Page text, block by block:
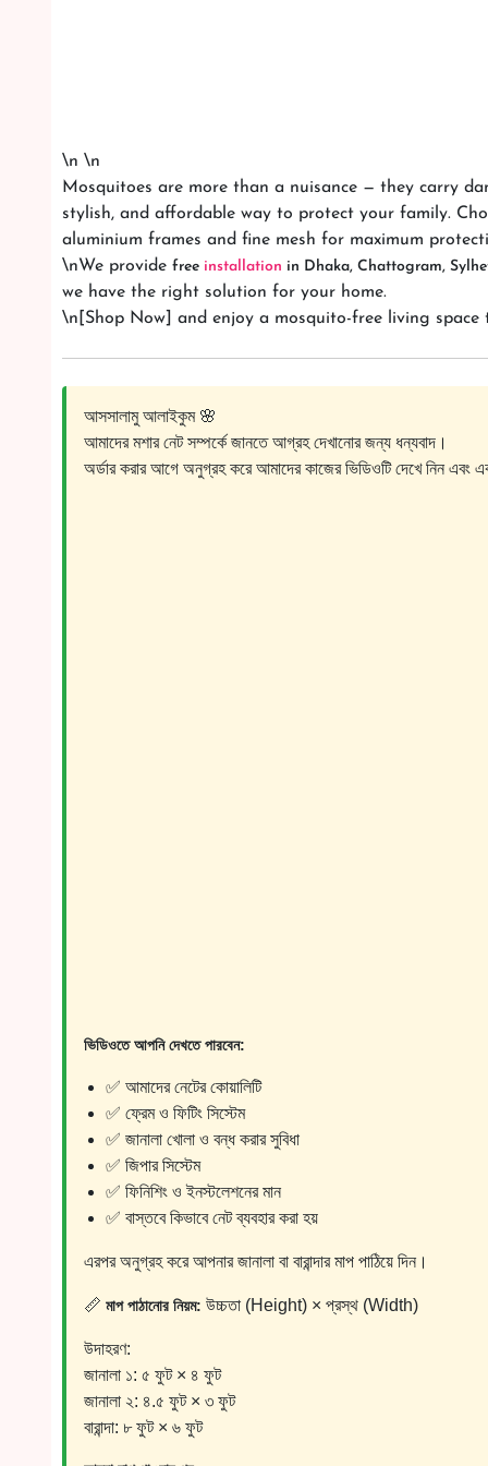
\n \n
Mosquitoes are more than a nuisance — they carry
stylish, and affordable way to protect your family.
aluminium frames and fine mesh for maximum
\nWe provide free installation in Dhaka, Chattogram,
we have the right solution for your home.
\n[Shop Now] and enjoy a mosquito-free living space
আসসালামু আলাইকুম 🌸
আমাদের মশার নেট সম্পর্কে জানতে আগ্রহ দেখানোর জন্য ধন্যবাদ।
অর্ডার করার আগে অনুগ্রহ করে আমাদের কাজের ভিডিওটি দেখে নিন এবং
ভিডিওতে আপনি দেখতে পারবেন:
✅ আমাদের নেটের কোয়ালিটি
✅ ফ্রেম ও ফিটিং সিস্টেম
✅ জানালা খোলা ও বন্ধ করার সুবিধা
✅ জিপার সিস্টেম
✅ ফিনিশিং ও ইনস্টলেশনের মান
✅ বাস্তবে কিভাবে নেট ব্যবহার করা হয়
এরপর অনুগ্রহ করে আপনার জানালা বা বারান্দার মাপ পাঠিয়ে দিন।
📏 মাপ পাঠানোর নিয়ম: উচ্চতা (Height) × প্রস্থ (Width)
উদাহরণ:
জানালা ১: ৫ ফুট × ৪ ফুট
জানালা ২: ৪.৫ ফুট × ৩ ফুট
বারান্দা: ৮ ফুট × ৬ ফুট